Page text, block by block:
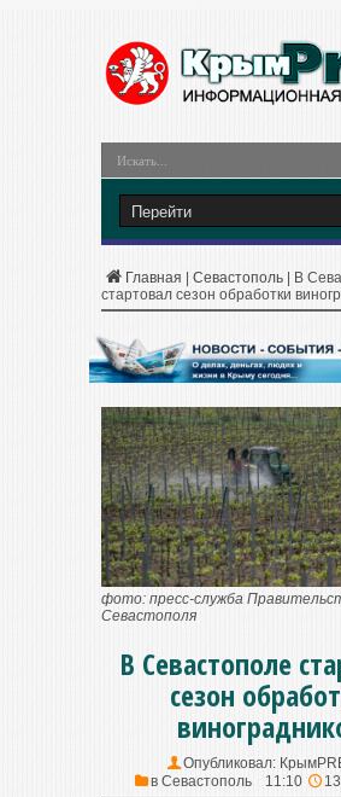
Главная Севастополь
В
стартовал сезон обработки
фото: пресс-служба
Севастополя
В Севастополе
сезон
Опубликовал:
в Севастополь 11:10